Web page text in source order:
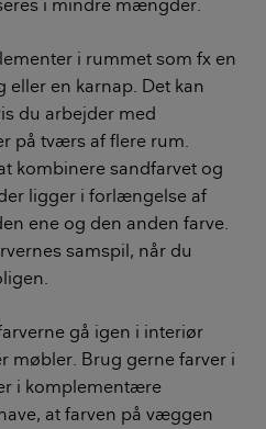
i mindre mængder.
i rummet som fx en
en karnap. Det kan
du arbejder med
på tværs af flere rum.
kombinere sandfarvet og
ligger i forlængelse af
ene og den anden farve.
samspil, når du
gå igen i interiør
møbler. Brug gerne farver i
i komplementære
at farven på væggen